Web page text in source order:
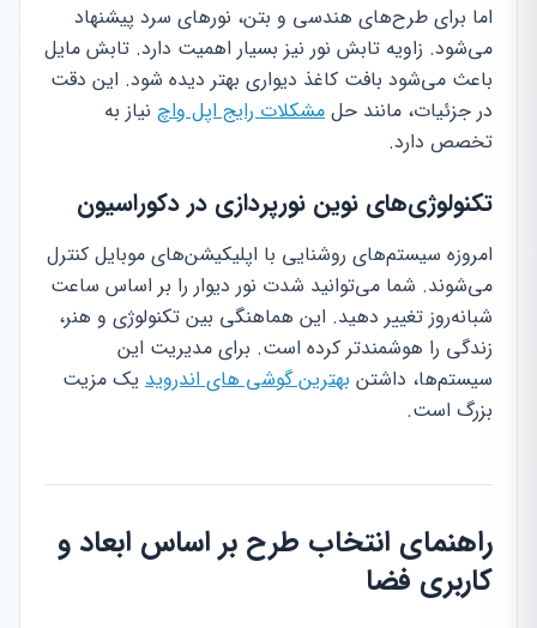
اما برای طرح‌های هندسی و بتن، نورهای سرد پیشنهاد
می‌شود. زاویه تابش نور نیز بسیار اهمیت دارد. تابش مایل
باعث می‌شود بافت کاغذ دیواری بهتر دیده شود. این دقت
در جزئیات، مانند حل مشکلات رایج اپل واچ نیاز به
تخصص دارد.
تکنولوژی‌های نوین نورپردازی در دکوراسیون
امروزه سیستم‌های روشنایی با اپلیکیشن‌های موبایل کنترل
می‌شوند. شما می‌توانید شدت نور دیوار را بر اساس ساعت
شبانه‌روز تغییر دهید. این هماهنگی بین تکنولوژی و هنر،
زندگی را هوشمندتر کرده است. برای مدیریت این
سیستم‌ها، داشتن بهترین گوشی های اندروید یک مزیت
بزرگ است.
راهنمای انتخاب طرح بر اساس ابعاد و
کاربری فضا